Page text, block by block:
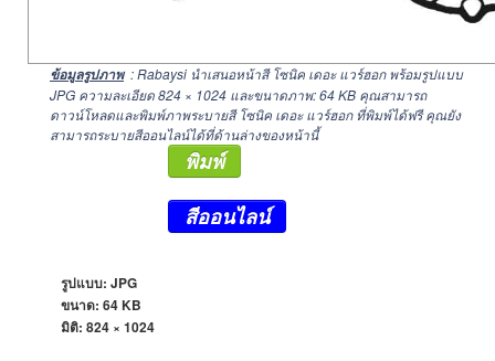
ข้อมูลรูปภาพ : Rabaysi นำเสนอหน้าสี โซนิค เดอะ แวร์ฮอก พร้อมรูปแบบ
JPG ความละเอียด824 × 1024 และขนาดภาพ: 64 KB คุณสามารถ
ดาวน์โหลดและพิมพ์ภาพระบายสี โซนิค เดอะ แวร์ฮอก ที่พิมพ์ได้ฟรี คุณยัง
สามารถระบายสีออนไลน์ได้ที่ด้านล่างของหน้านี้
พิมพ์
สีออนไลน์
รูปแบบ: JPG
ขนาด: 64 KB
มิติ: 824 × 1024